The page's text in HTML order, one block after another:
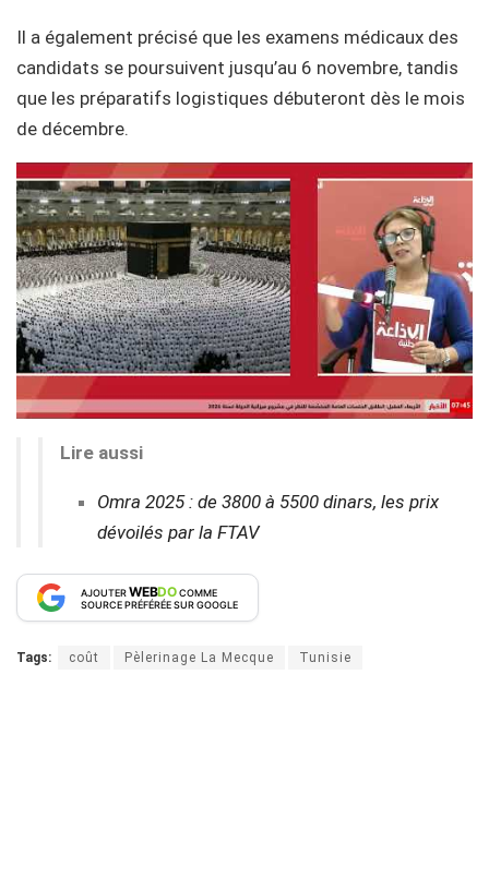
Il a également précisé que les examens médicaux des
candidats se poursuivent jusqu’au 6 novembre, tandis
que les préparatifs logistiques débuteront dès le mois
de décembre.
Lire aussi
Omra 2025 : de 3800 à 5500 dinars, les prix
dévoilés par la FTAV
AJOUTERWEBDOCOMME
SOURCE PRÉFÉRÉE SUR GOOGLE
Tags: coût Pèlerinage La Mecque Tunisie